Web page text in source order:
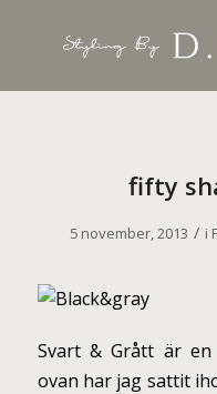
fifty
5 november, 2013 / i
Svart & Grått är
ovan har jag sattit